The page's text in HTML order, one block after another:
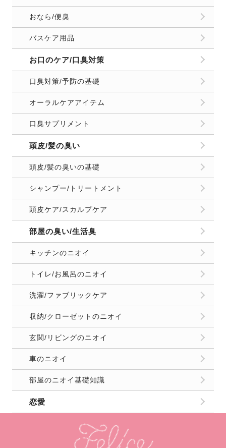
おなら/便臭
バスケア用品
お口のケア/口臭対策
口臭対策/予防の基礎
オーラルケアアイテム
口臭サプリメント
頭皮/髪の臭い
頭皮/髪の臭いの基礎
シャンプー/トリートメント
頭皮ケア/スカルプケア
部屋の臭い/生活臭
キッチンのニオイ
トイレ/お風呂のニオイ
洗濯/ファブリックケア
収納/クローゼットのニオイ
玄関/リビングのニオイ
車のニオイ
部屋のニオイ基礎知識
恋愛